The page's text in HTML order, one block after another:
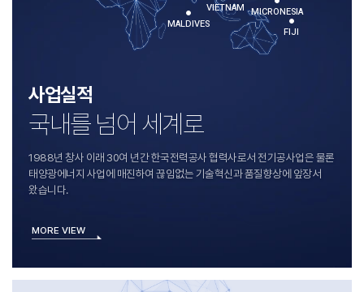
MALDIVES
VIETNAM MICRONESIA
FIJI
사업실적
국내를 넘어 세계로
1988년 창사 이래 30여 년간 한국전력공사 협력사로서 전기공사업은 물론
태양광에너지 사업에 매진하여 끊임없는 기술혁신과 품질향상에 앞장서
왔습니다.
MORE VIEW